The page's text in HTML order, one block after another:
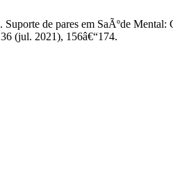
de pares em SaÃºde
(jul. 2021), 156â€“174.